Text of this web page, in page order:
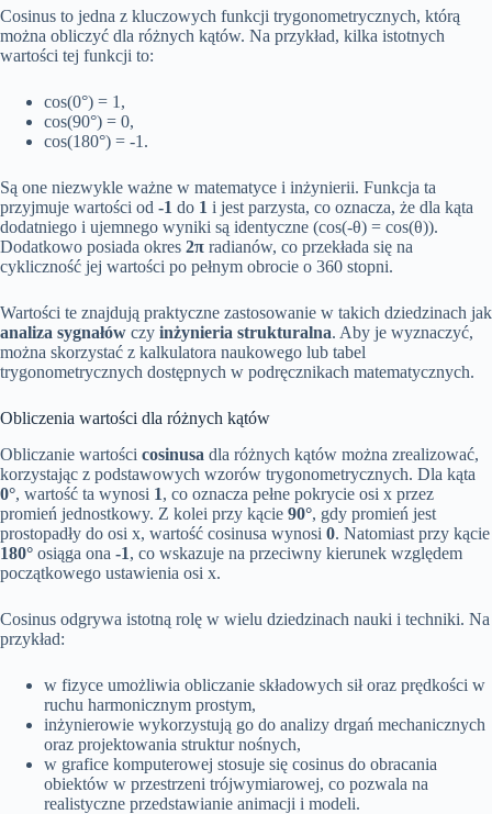
Cosinus to jedna z kluczowych funkcji trygonometrycznych, którą
można obliczyć dla różnych kątów. Na przykład, kilka istotnych
wartości tej funkcji to:
cos(0°) = 1,
cos(90°) = 0,
cos(180°) = -1.
Są one niezwykle ważne w matematyce i inżynierii. Funkcja ta
przyjmuje wartości od -1 do 1 i jest parzysta, co oznacza, że dla kąta
dodatniego i ujemnego wyniki są identyczne (cos(-θ) = cos(θ)).
Dodatkowo posiada okres 2π radianów, co przekłada się na
cykliczność jej wartości po pełnym obrocie o 360 stopni.
Wartości te znajdują praktyczne zastosowanie w takich dziedzinach jak
analiza sygnałów czy inżynieria strukturalna. Aby je wyznaczyć,
można skorzystać z kalkulatora naukowego lub tabel
trygonometrycznych dostępnych w podręcznikach matematycznych.
Obliczenia wartości dla różnych kątów
Obliczanie wartości cosinusa dla różnych kątów można zrealizować,
korzystając z podstawowych wzorów trygonometrycznych. Dla kąta
0°, wartość ta wynosi 1, co oznacza pełne pokrycie osi x przez
promień jednostkowy. Z kolei przy kącie 90°, gdy promień jest
prostopadły do osi x, wartość cosinusa wynosi 0. Natomiast przy kącie
180° osiąga ona -1, co wskazuje na przeciwny kierunek względem
początkowego ustawienia osi x.
Cosinus odgrywa istotną rolę w wielu dziedzinach nauki i techniki. Na
przykład:
w fizyce umożliwia obliczanie składowych sił oraz prędkości w
ruchu harmonicznym prostym,
inżynierowie wykorzystują go do analizy drgań mechanicznych
oraz projektowania struktur nośnych,
w grafice komputerowej stosuje się cosinus do obracania
obiektów w przestrzeni trójwymiarowej, co pozwala na
realistyczne przedstawianie animacji i modeli.